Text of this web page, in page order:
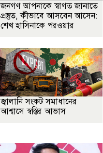
জনগণ আপনাকে স্বাগত জানাতে
প্রস্তুত, কীভাবে আসবেন আসেন:
শেখ হাসিনাকে পরওয়ার
জ্বালানি সংকট সমাধানের
আশ্বাসে স্বস্তির আভাস